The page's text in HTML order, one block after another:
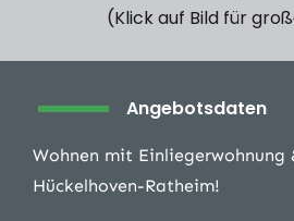
(Klick auf Bild für
Angebotsdaten
Wohnen mit Einliegerwohnung
Hückelhoven-Ratheim!